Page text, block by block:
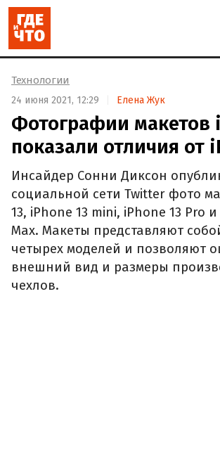
Технологии
24 июня 2021, 12:29 Елена Жук
Фотографии макетов
показали отличия от
Инсайдер Сонни Диксон
социальной сети Twitter фото
13, iPhone 13 mini, iPhone 13 Pro
Max. Макеты представляют
четырех моделей и позволяют
внешний вид и размеры
чехлов.